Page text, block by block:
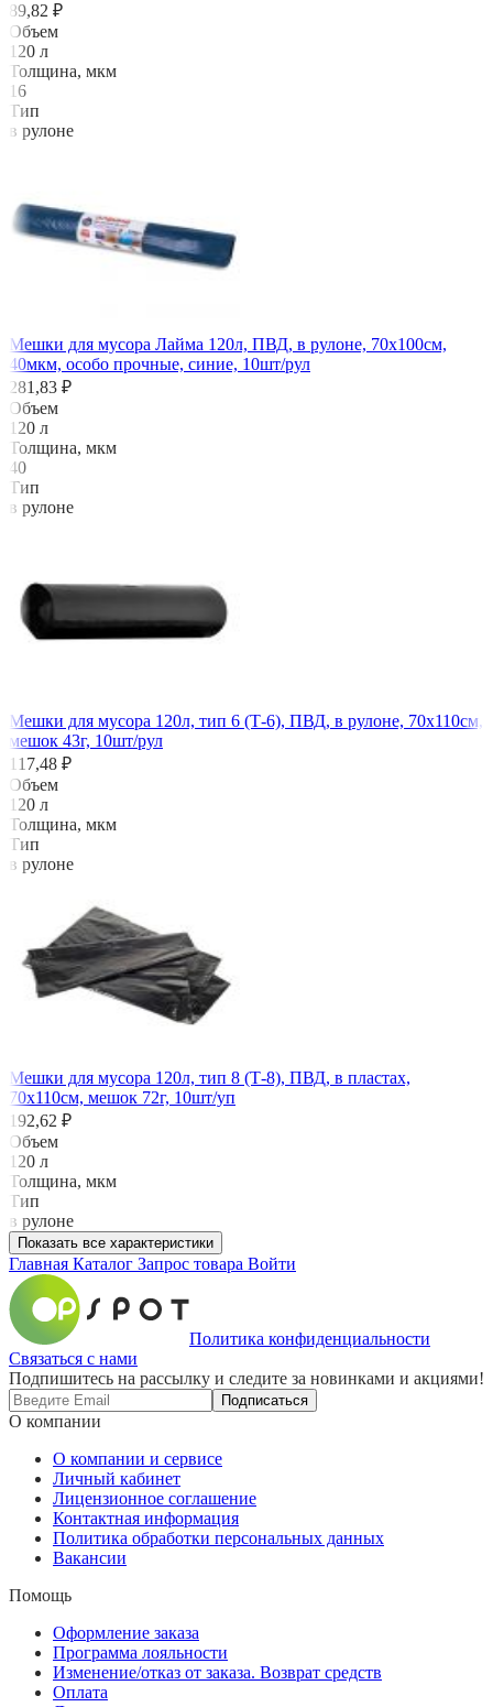
89,82 ₽
Объем
120 л
Толщина, мкм
16
Тип
в рулоне
Мешки для мусора Лайма 120л, ПВД, в рулоне, 70х100см,
40мкм, особо прочные, синие, 10шт/рул
281,83 ₽
Объем
120 л
Толщина, мкм
40
Тип
в рулоне
Мешки для мусора 120л, тип 6 (Т-6), ПВД, в рулоне, 70х110см,
мешок 43г, 10шт/рул
117,48 ₽
Объем
120 л
Толщина, мкм
Тип
в рулоне
Мешки для мусора 120л, тип 8 (Т-8), ПВД, в пластах,
70х110см, мешок 72г, 10шт/уп
192,62 ₽
Объем
120 л
Толщина, мкм
Тип
в рулоне
Показать все характеристики
Главная Каталог Запрос товара Войти
Политика конфиденциальности
Связаться с нами
Подпишитесь на рассылку и следите за новинками и акциями!
Подписаться
О компании
О компании и сервисе
Личный кабинет
Лицензионное соглашение
Контактная информация
Политика обработки персональных данных
Вакансии
Помощь
Оформление заказа
Программа лояльности
Изменение/отказ от заказа. Возврат средств
Оплата